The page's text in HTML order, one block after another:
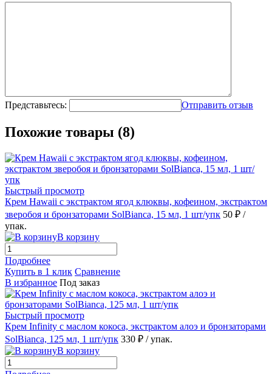
Представьтесь: Отправить отзыв
Похожие товары (8)
Быстрый просмотр
Крем Hawaii с экстрактом ягод клюквы, кофеином, экстрактом
зверобоя и бронзаторами SolBianca, 15 мл, 1 шт/упк 50 ₽ /
упак.
В корзину
Подробнее
Купить в 1 клик Сравнение
В избранное Под заказ
Быстрый просмотр
Крем Infinity с маслом кокоса, экстрактом алоэ и бронзаторами
SolBianca, 125 мл, 1 шт/упк 330 ₽ / упак.
В корзину